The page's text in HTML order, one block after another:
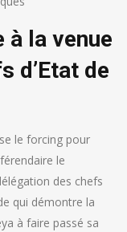
à la venue
d’Etat de
le forcing pour
le
des chefs
qui démontre la
à faire passé sa